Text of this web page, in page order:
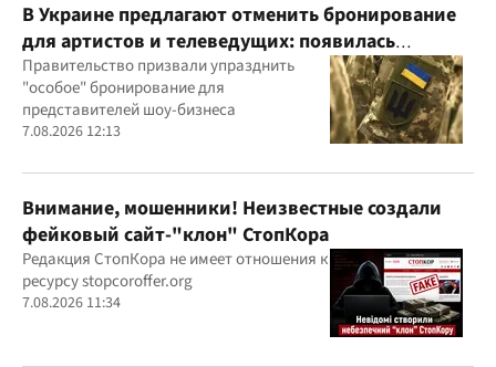
В Украине предлагают отменить бронирование
для артистов и телеведущих: появилась
петиция
Правительство призвали упразднить
"особое" бронирование для
представителей шоу-бизнеса
7.08.2026 12:13
Внимание, мошенники! Неизвестные создали
фейковый сайт-"клон" СтопКора
Редакция СтопКора не имеет отношения к
ресурсу stopcoroffer.org
7.08.2026 11:34